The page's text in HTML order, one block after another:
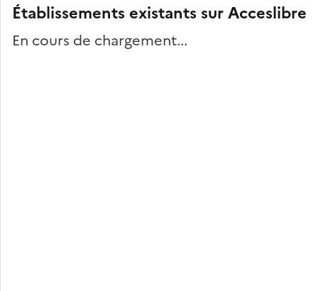
Établissements existants sur Acceslibre
En cours de chargement...